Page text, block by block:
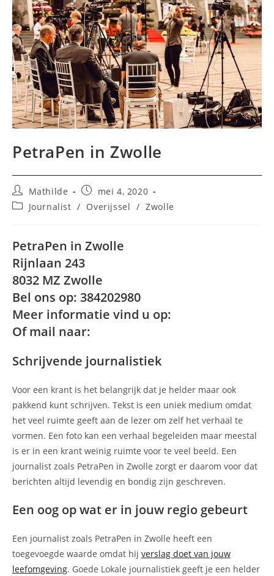
PetraPen in Zwolle
Bericht
auteur:
Mathilde
Bericht
gepubliceerd
op:
mei 4, 2020
Berichtcategorie:
Journalist / Overijssel / Zwolle
PetraPen in Zwolle
Rijnlaan 243
8032 MZ Zwolle
Bel ons op: 384202980
Meer informatie vind u op:
Of mail naar:
Schrijvende journalistiek
Voor een krant is het belangrijk dat je helder maar ook
pakkend kunt schrijven. Tekst is een uniek medium omdat
het veel ruimte geeft aan de lezer om zelf het verhaal te
vormen. Een foto kan een verhaal begeleiden maar meestal
is er in een krant weinig ruimte voor te veel beeld. Een
journalist zoals PetraPen in Zwolle zorgt er daarom voor dat
berichten altijd levendig en bondig zijn geschreven.
Een oog op wat er in jouw regio gebeurt
Een journalist zoals PetraPen in Zwolle heeft een
toegevoegde waarde omdat hij verslag doet van jouw
leefomgeving. Goede Lokale journalistiek geeft je een helder